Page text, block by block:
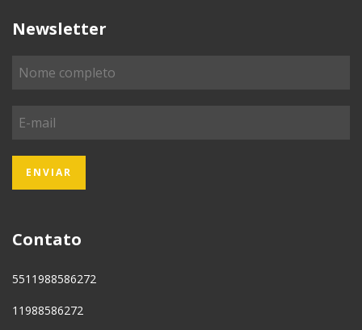
Newsletter
Contato
5511988586272
11988586272